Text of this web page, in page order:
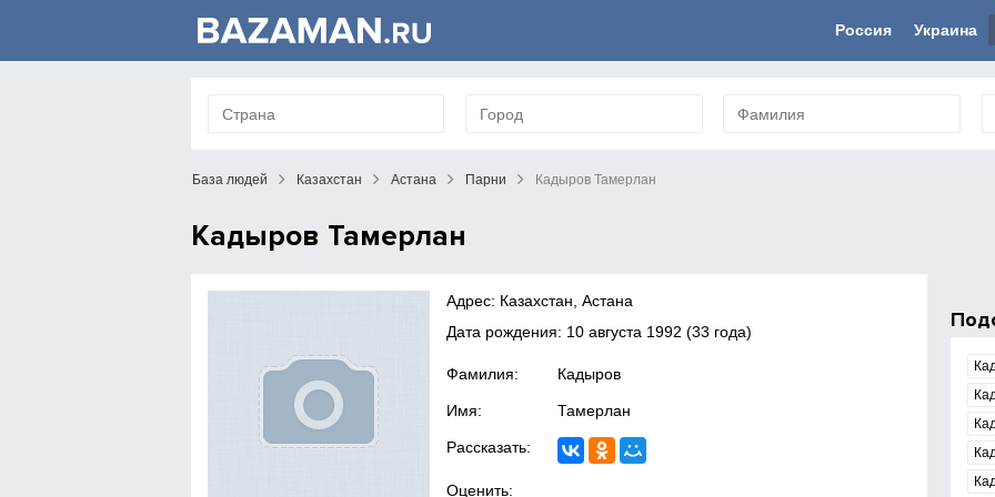
Россия Украина
База людей Казахстан Астана Парни Кадыров Тамерлан
Кадыров Тамерлан
Адрес: Казахстан, Астана
Дата рождения: 10 августа 1992 (33 года)
Фамилия: Кадыров
Имя: Тамерлан
Рассказать:
Оценить: